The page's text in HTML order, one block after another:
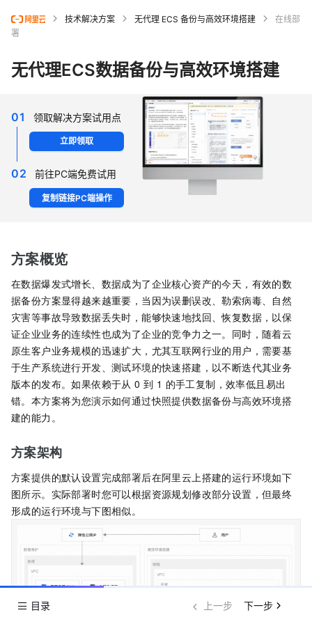
技术解决方案 无代理 ECS 备份与高效环境搭建
在线部
署
无代理ECS数据备份与高效环境搭建
01 领取解决方案试用点
立即领取
02 前往PC端免费试用
复制链接PC端操作
方案概览
在数据爆发式增长、数据成为了企业核心资产的今天，有效的数
据备份方案显得越来越重要，当因为误删误改、勒索病毒、自然
灾害等事故导致数据丢失时，能够快速地找回、恢复数据，以保
证企业业务的连续性也成为了企业的竞争力之一。同时，随着云
原生客户业务规模的迅速扩大，尤其互联网行业的用户，需要基
于生产系统进行开发、测试环境的快速搭建，以不断迭代其业务
版本的发布。如果依赖于从 0 到 1 的手工复制，效率低且易出
错。本方案将为您演示如何通过快照提供数据备份与高效环境搭
建的能力。
方案架构
方案提供的默认设置完成部署后在阿里云上搭建的运行环境如下
图所示。实际部署时您可以根据资源规划修改部分设置，但最终
形成的运行环境与下图相似。
目录 上一步 下一步